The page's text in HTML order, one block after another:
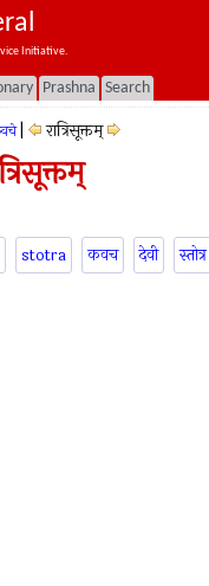
Initiative.
Prashna Search
रात्रिसूक्तम्
stotra कवच देवी स्तोत्र